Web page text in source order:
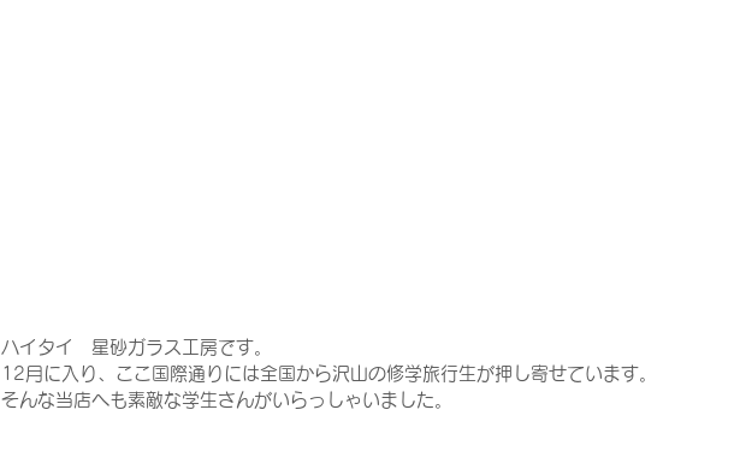
ハイタイ　星砂ガラス工房です。
12月に入り、ここ国際通りには全国から沢山の修学旅行生が押し寄せています。
そんな当店へも素敵な学生さんがいらっしゃいました。